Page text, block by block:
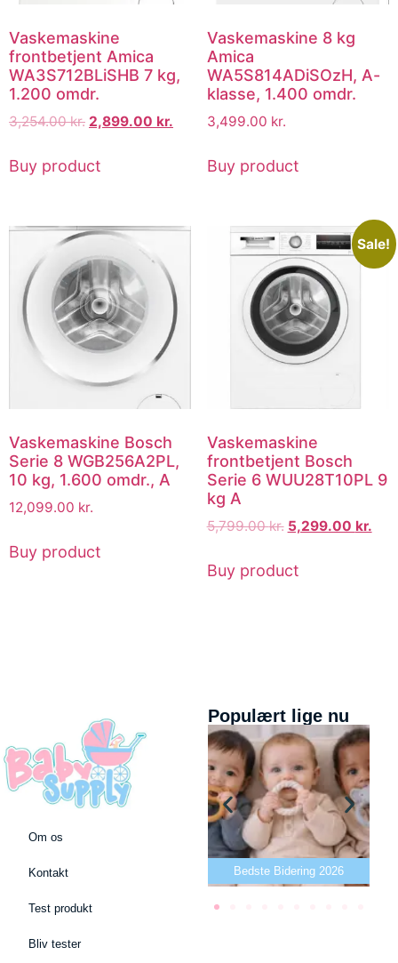
Vaskemaskine
frontbetjent Amica
WA3S712BLiSHB 7 kg,
1.200 omdr.
3,254.00kr. 2,899.00 kr.
Buy product
Vaskemaskine 8 kg
Amica
WA5S814ADiSOzH, A-
klasse, 1.400 omdr.
3,499.00 kr.
Buy product
Vaskemaskine Bosch
Serie 8 WGB256A2PL,
10 kg, 1.600 omdr., A
12,099.00 kr.
Buy product
Sale!
Vaskemaskine
frontbetjent Bosch
Serie 6 WUU28T10PL 9
kg A
5,799.00kr. 5,299.00 kr.
Buy product
Om os
Kontakt
Test produkt
Bliv tester
Populært lige nu
Bedste puslepude 2026 Bedste Bidering 2026